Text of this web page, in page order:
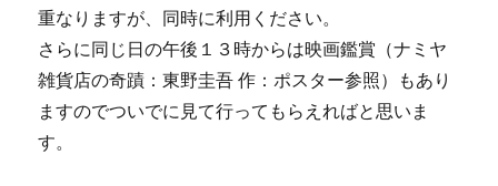
重なりますが、同時に利用ください。
さらに同じ日の午後１３時からは映画鑑賞（ナミヤ
雑貨店の奇蹟：東野圭吾 作：ポスター参照）もあり
ますのでついでに見て行ってもらえればと思いま
す。